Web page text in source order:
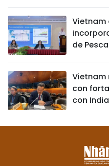
Vietnam
de
Vietnam
con
con